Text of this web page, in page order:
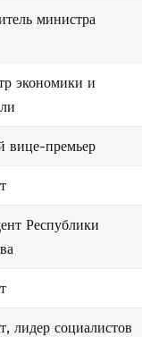
министра
экономики и
вице-премьер
Республики
лидер социалистов